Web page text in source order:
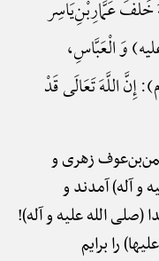
خَلْفَ عَمَّارِ‌بْنِ‌یَاسِر
وَ الْعَبَّاسِ،
اللَّهَ تَعَالَی قَدْ
زهری و
و آله) آمدند و
الله علیه و آله)!
را برایم